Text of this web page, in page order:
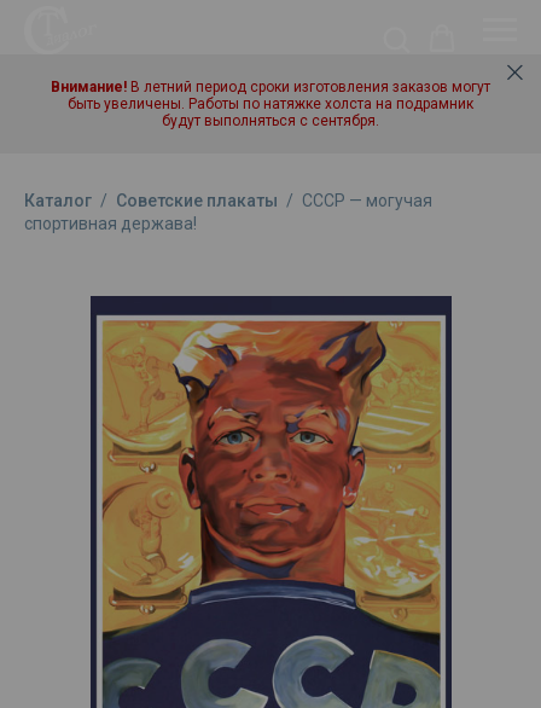
Внимание! В летний период сроки изготовления заказов могут
быть увеличены. Работы по натяжке холста на подрамник
будут выполняться с сентября.
Каталог / Советские плакаты / СССР — могучая
спортивная держава!